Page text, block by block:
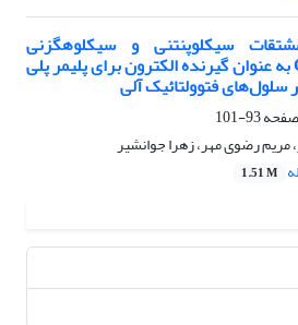
سیکلوپنتنی و سیکلوهگزنی
نانوفولرن‌های C60 و C20 به عنوان گیرنده الکترون برای پلیمر پلی
93-101
مریم رضوی مهر، زهرا جوانشیر
1.51 M